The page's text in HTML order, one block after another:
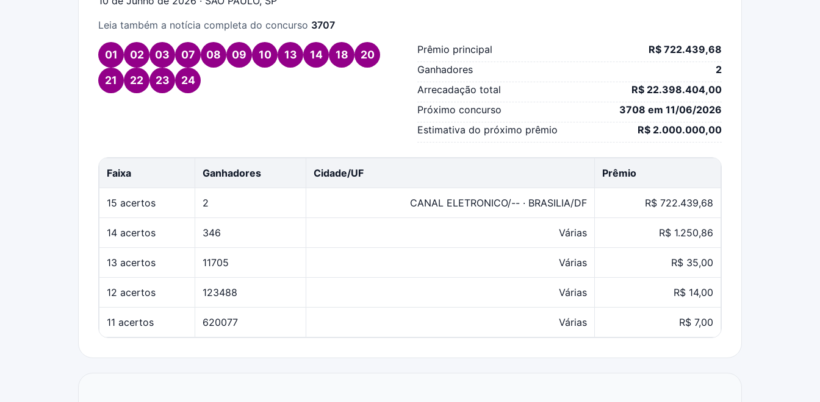
Leia também a notícia completa do concurso 3707
01 02 03 07 08 09 10 13 14 18
20
21
22 23 24
Prêmio principal
R$ 722.439,68
Ganhadores
2
Arrecadação total
R$ 22.398.404,00
Próximo concurso
3708 em 11/06/2026
Estimativa do próximo prêmio
R$ 2.000.000,00
Faixa Ganhadores Cidade/UF Prêmio
15 acertos 2 CANAL ELETRONICO/-- · BRASILIA/DF R$ 722.439,68
14 acertos 346 Várias R$ 1.250,86
13 acertos 11705 Várias R$ 35,00
12 acertos 123488 Várias R$ 14,00
11 acertos 620077 Várias R$ 7,00